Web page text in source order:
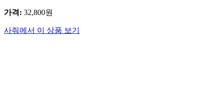
가격: 32,800원
사줘에서 이 상품 보기